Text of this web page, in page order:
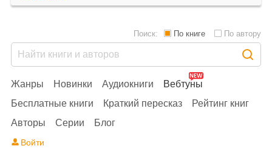
Жанры Новинки Аудиокниги
Вебтуны
Бесплатные книги
Краткий пересказ
Рейтинг книг
Авторы
Серии Блог
Поиск: По книге По автору
Войти